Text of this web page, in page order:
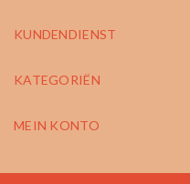
KUNDENDIENST
KATEGORIËN
MEIN KONTO